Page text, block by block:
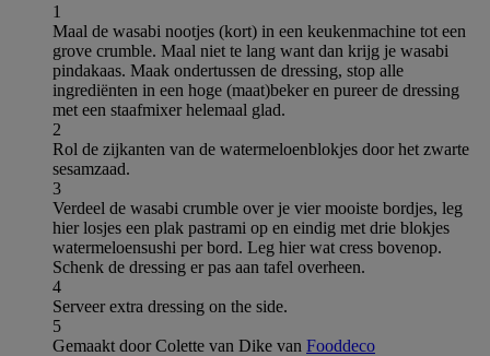
1
Maal de wasabi nootjes (kort) in een keukenmachine tot een
grove crumble. Maal niet te lang want dan krijg je wasabi
pindakaas. Maak ondertussen de dressing, stop alle
ingrediënten in een hoge (maat)beker en pureer de dressing
met een staafmixer helemaal glad.
2
Rol de zijkanten van de watermeloenblokjes door het zwarte
sesamzaad.
3
Verdeel de wasabi crumble over je vier mooiste bordjes, leg
hier losjes een plak pastrami op en eindig met drie blokjes
watermeloensushi per bord. Leg hier wat cress bovenop.
Schenk de dressing er pas aan tafel overheen.
4
Serveer extra dressing on the side.
5
Gemaakt door Colette van Dike van Fooddeco